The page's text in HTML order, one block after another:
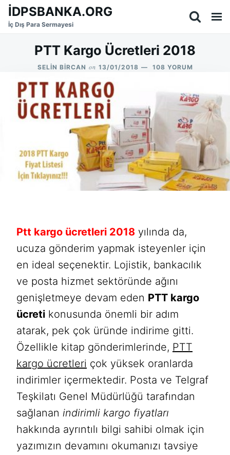
SkipSearch
for:
İDPSBANKA.ORG
İç Dış Para Sermayesi
PTT Kargo Ücretleri 2018
SELIN BIRCAN on 13/01/2018
PTT
IÇIN
108 YORUM
Ptt kargo ücretleri 2018 yılında da,
ucuza gönderim yapmak isteyenler için
en ideal seçenektir. Lojistik, bankacılık
ve posta hizmet sektöründe ağını
genişletmeye devam eden PTT kargo
ücreti konusunda önemli bir adım
atarak, pek çok üründe indirime gitti.
Özellikle kitap gönderimlerinde, PTT
kargo ücretleri çok yüksek oranlarda
indirimler içermektedir. Posta ve Telgraf
Teşkilatı Genel Müdürlüğü tarafından
sağlanan indirimli kargo fiyatları
hakkında ayrıntılı bilgi sahibi olmak için
yazımızın devamını okumanızı tavsiye